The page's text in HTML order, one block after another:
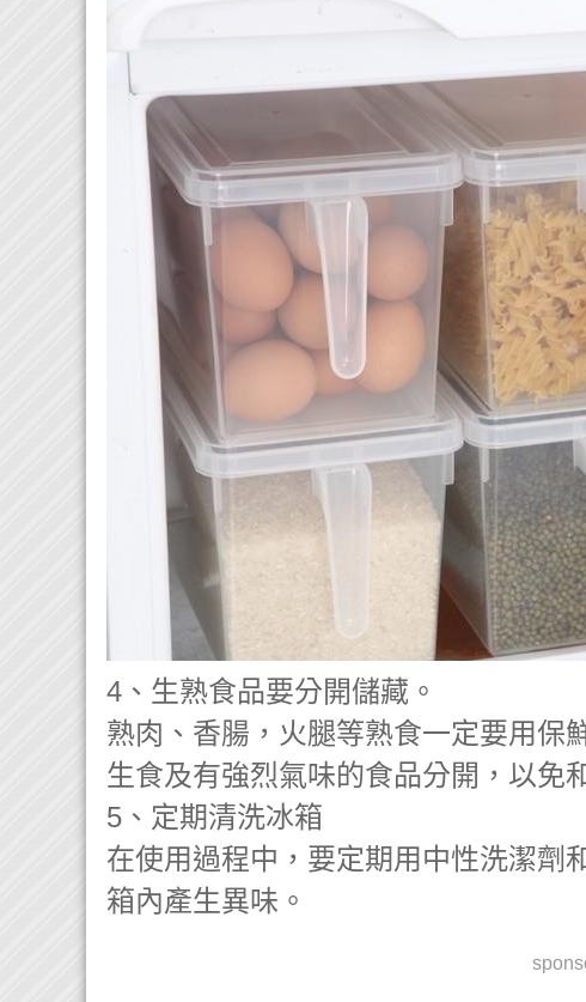
4、生熟食品要分開儲藏。
熟肉、香腸，火腿等熟食一定要用保
生食及有強烈氣味的食品分開，以免
5、定期清洗冰箱
在使用過程中，要定期用中性洗潔劑
箱內產生異味。